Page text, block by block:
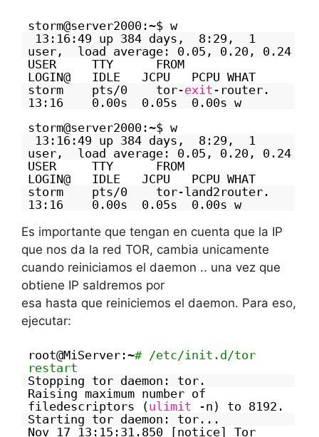
storm@server2000:~$ w
13:16:49 up 384 days, 8:29, 1
user, load average: 0.05, 0.20, 0.24
USER TTY FROM
LOGIN@ IDLE JCPU PCPU WHAT
storm pts/0 tor-exit -router.
13:16 0.00s 0.05s 0.00s w
storm@server2000:~$ w
13:16:49 up 384 days, 8:29, 1
user, load average: 0.05, 0.20, 0.24
USER TTY FROM
LOGIN@ IDLE JCPU PCPU WHAT
storm pts/0 tor-land2router.
13:16 0.00s 0.05s 0.00s w
Es importante que tengan en cuenta que la IP
que nos da la red TOR, cambia unicamente
cuando reiniciamos el daemon .. una vez que
obtiene IP saldremos por
esa hasta que reiniciemos el daemon. Para eso,
ejecutar:
root@MiServer:~# /etc/init.d/tor
restart
Stopping tor daemon: tor.
Raising maximum number of
filedescriptors (ulimit
-n) to 8192.
Starting tor daemon: tor...
Nov 17 13:15:31.850 [notice] Tor